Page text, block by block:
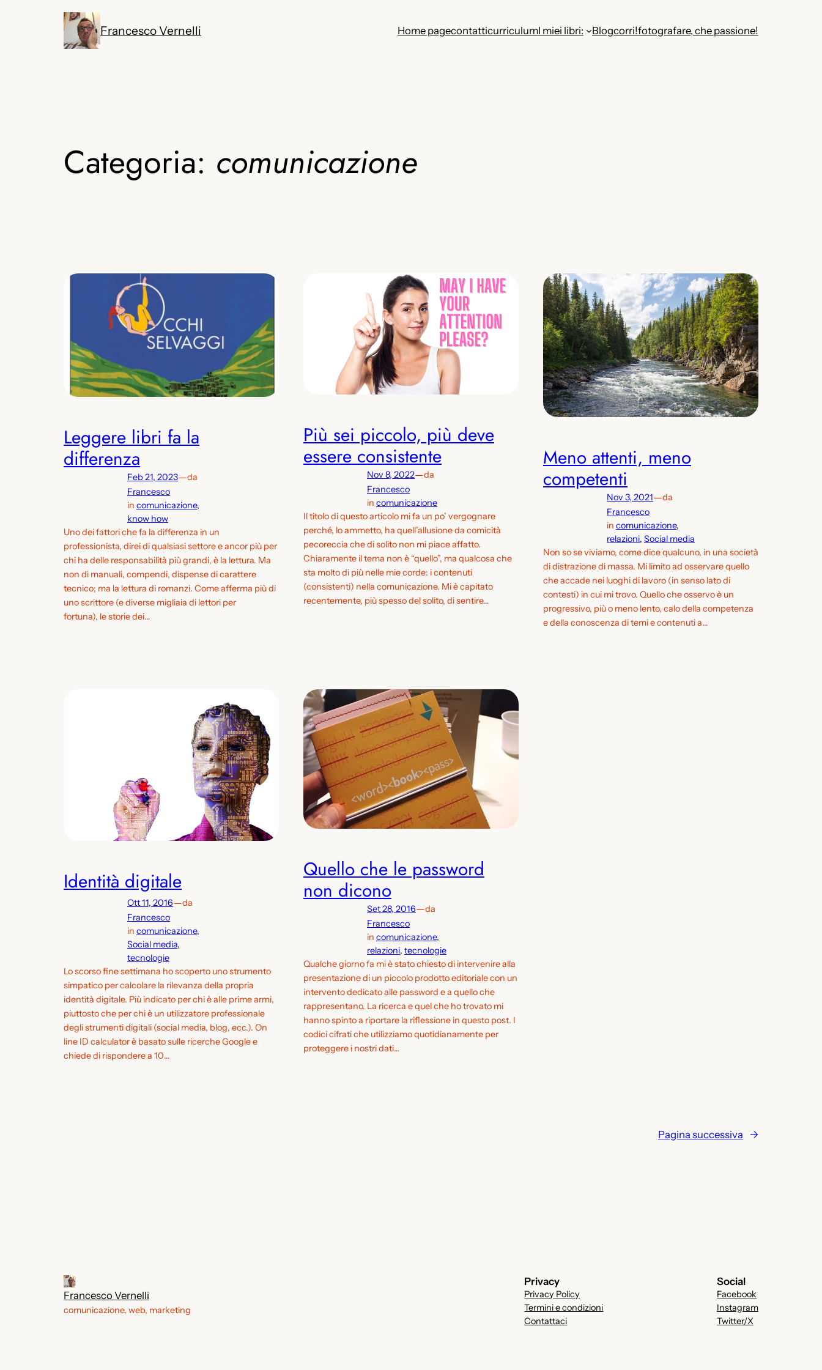
Francesco Vernelli Home pagecontatticurriculumI miei libri: Blogcorri!fotografare, che passione!
Categoria: comunicazione
Leggere libri fa la
differenza
Feb 21, 2023—da
Francesco
in comunicazione
know how
Uno dei fattori che fa la differenza in un
professionista, direi di qualsiasi settore e ancor più per
chi ha delle responsabilità più grandi, è la lettura. Ma
non di manuali, compendi, dispense di carattere
tecnico; ma la lettura di romanzi. Come afferma più di
uno scrittore (e diverse migliaia di lettori per
fortuna), le storie dei…
Più sei piccolo, più deve
essere consistente
Nov 8, 2022—da
Francesco
in comunicazione
Il titolo di questo articolo mi fa un po’ vergognare
perché, lo ammetto, ha quell’allusione da comicità
pecoreccia che di solito non mi piace affatto.
Chiaramente il tema non è “quello”, ma qualcosa che
sta molto di più nelle mie corde: i contenuti
(consistenti) nella comunicazione. Mi è capitato
recentemente, più spesso del solito, di sentire…
Meno attenti, meno
competenti
Nov 3, 2021—da
Francesco
in comunicazione
relazioni, Social media
Non so se viviamo, come dice qualcuno, in una società
di distrazione di massa. Mi limito ad osservare quello
che accade nei luoghi di lavoro (in senso lato di
contesti) in cui mi trovo. Quello che osservo è un
progressivo, più o meno lento, calo della competenza
e della conoscenza di temi e contenuti a…
Identità digitale
Ott 11, 2016—da
Francesco
in comunicazione
Social media
tecnologie
Lo scorso fine settimana ho scoperto uno strumento
simpatico per calcolare la rilevanza della propria
identità digitale. Più indicato per chi è alle prime armi,
piuttosto che per chi è un utilizzatore professionale
degli strumenti digitali (social media, blog, ecc.). On
line ID calculator è basato sulle ricerche Google e
chiede di rispondere a 10…
Quello che le password
non dicono
Set 28, 2016—da
Francesco
in comunicazione
relazioni, tecnologie
Qualche giorno fa mi è stato chiesto di intervenire alla
presentazione di un piccolo prodotto editoriale con un
intervento dedicato alle password e a quello che
rappresentano. La ricerca e quel che ho trovato mi
hanno spinto a riportare la riflessione in questo post. I
codici cifrati che utilizziamo quotidianamente per
proteggere i nostri dati…
Pagina successiva →
Francesco Vernelli
comunicazione, web, marketing
Privacy
Privacy Policy
Termini e condizioni
Contattaci
Social
Facebook
Instagram
Twitter/X